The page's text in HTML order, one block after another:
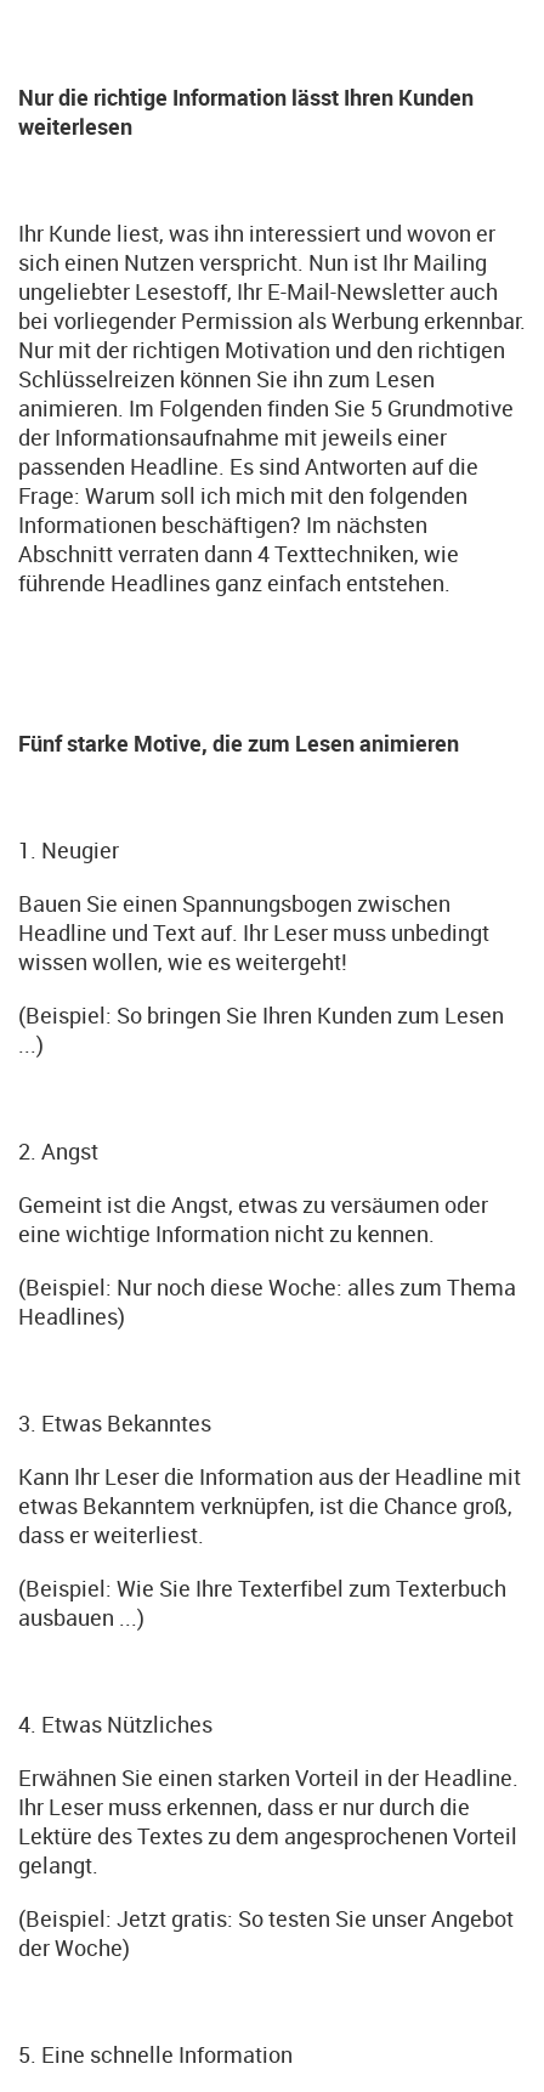
Nur die richtige Information lässt Ihren Kunden
weiterlesen
Ihr Kunde liest, was ihn interessiert und wovon er
sich einen Nutzen verspricht. Nun ist Ihr Mailing
ungeliebter Lesestoff, Ihr E-Mail-Newsletter auch
bei vorliegender Permission als Werbung erkennbar.
Nur mit der richtigen Motivation und den richtigen
Schlüsselreizen können Sie ihn zum Lesen
animieren. Im Folgenden finden Sie 5 Grundmotive
der Informationsaufnahme mit jeweils einer
passenden Headline. Es sind Antworten auf die
Frage: Warum soll ich mich mit den folgenden
Informationen beschäftigen? Im nächsten
Abschnitt verraten dann 4 Texttechniken, wie
führende Headlines ganz einfach entstehen.
Fünf starke Motive, die zum Lesen animieren
1. Neugier
Bauen Sie einen Spannungsbogen zwischen
Headline und Text auf. Ihr Leser muss unbedingt
wissen wollen, wie es weitergeht!
(Beispiel: So bringen Sie Ihren Kunden zum Lesen
...)
2. Angst
Gemeint ist die Angst, etwas zu versäumen oder
eine wichtige Information nicht zu kennen.
(Beispiel: Nur noch diese Woche: alles zum Thema
Headlines)
3. Etwas Bekanntes
Kann Ihr Leser die Information aus der Headline mit
etwas Bekanntem verknüpfen, ist die Chance groß,
dass er weiterliest.
(Beispiel: Wie Sie Ihre Texterfibel zum Texterbuch
ausbauen ...)
4. Etwas Nützliches
Erwähnen Sie einen starken Vorteil in der Headline.
Ihr Leser muss erkennen, dass er nur durch die
Lektüre des Textes zu dem angesprochenen Vorteil
gelangt.
(Beispiel: Jetzt gratis: So testen Sie unser Angebot
der Woche)
5. Eine schnelle Information